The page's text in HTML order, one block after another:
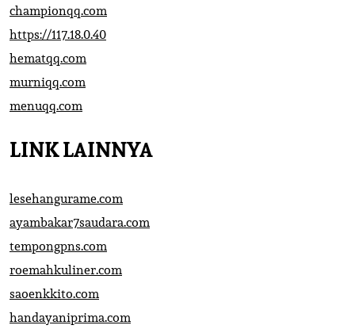
championqq.com
https://117.18.0.40
hematqq.com
murniqq.com
menuqq.com
LINK LAINNYA
lesehangurame.com
ayambakar7saudara.com
tempongpns.com
roemahkuliner.com
saoenkkito.com
handayaniprima.com